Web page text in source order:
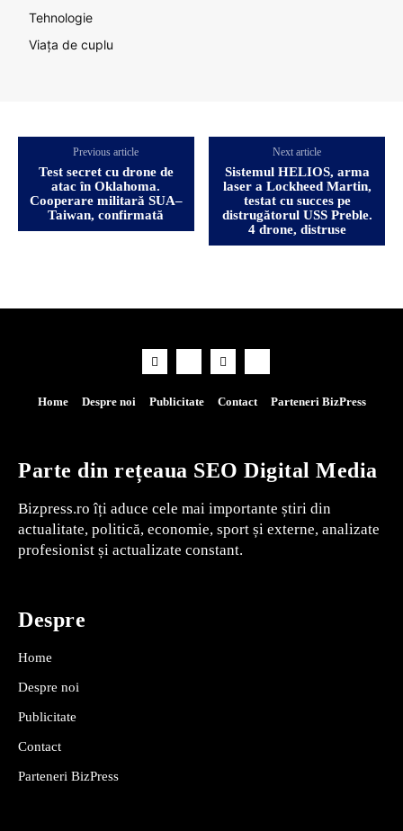
Tehnologie
Viața de cuplu
Previous article
Test secret cu drone de
atac în Oklahoma.
Cooperare militară SUA–
Taiwan, confirmată
Next article
Sistemul HELIOS, arma
laser a Lockheed Martin,
testat cu succes pe
distrugătorul USS Preble.
4 drone, distruse
Home Despre noi Publicitate Contact Parteneri BizPress
Parte din rețeaua SEO Digital Media
Bizpress.ro îți aduce cele mai importante știri din
actualitate, politică, economie, sport și externe, analizate
profesionist și actualizate constant.
Despre
Home
Despre noi
Publicitate
Contact
Parteneri BizPress